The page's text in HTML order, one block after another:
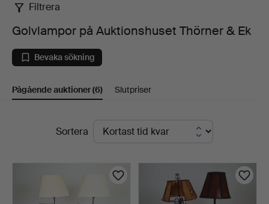
Golvlampor
på
Auktionshuset
Thörner
Ek
Filtrera
Golvlampor på Auktionshuset Thörner & Ek
Bevaka sökning
Pågående auktioner(6) Slutpriser
PågåendeSortera